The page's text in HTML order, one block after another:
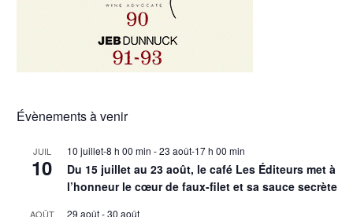
Évènements à venir
JUIL
10
10 juillet-8 h 00 min -23 août-17 h 00 min
Du 15 juillet au 23 août, le café Les Éditeurs met à
l’honneur le cœur de faux-filet et sa sauce secrète
AOÛT 29 août-30 août